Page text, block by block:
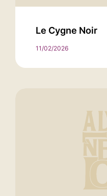
Le Cygne Noir
11/02/2026